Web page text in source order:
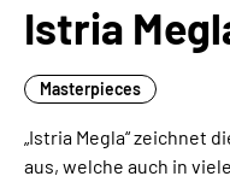
Istria
Masterpieces
„Istria Megla“ zeichnet
aus, welche auch in